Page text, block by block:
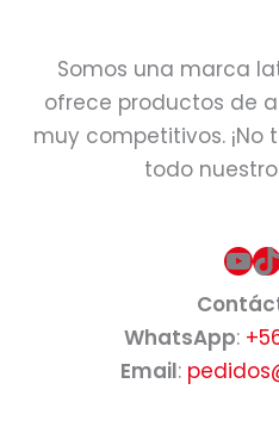
Somos una marca
ofrece productos de
muy competitivos. ¡No
todo
WhatsApp:
Email: